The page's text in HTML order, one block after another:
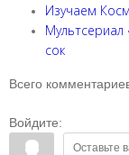
Изучаем
сок
Всего
Войдите: